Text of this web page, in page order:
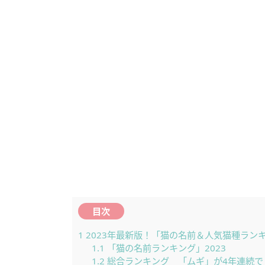
目次
1 2023年最新版！「猫の名前＆人気猫種ランキ
1.1
「猫の名前ランキング」2023 ​
1.2 総合ランキング 「ムギ」が4年連続で